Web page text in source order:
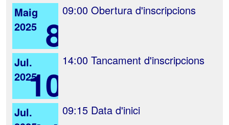
Maig
2025
8
09:00 Obertura d'inscripcions
Jul.
202510
14:00 Tancament d'inscripcions
Jul.
09:15 Data d'inici